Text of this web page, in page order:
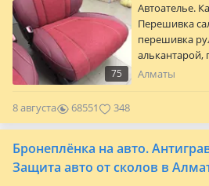
75
Автоателье.
Перешивка
перешивка
алькантарой,
работа с
Реставрация
салоне
материала.
Алматы
8 августа 68551 348
Бронеплёнка на авто.
Защита авто от сколов в